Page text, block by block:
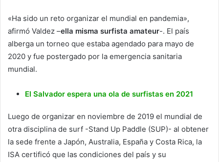
«Ha sido un reto organizar el mundial en pandemia»,
afirmó Valdez –ella misma surfista amateur-. El país
alberga un torneo que estaba agendado para mayo de
2020 y fue postergado por la emergencia sanitaria
mundial.
El Salvador espera una ola de surfistas en 2021
Luego de organizar en noviembre de 2019 el mundial de
otra disciplina de surf -Stand Up Paddle (SUP)- al obtener
la sede frente a Japón, Australia, España y Costa Rica, la
ISA certificó que las condiciones del país y su